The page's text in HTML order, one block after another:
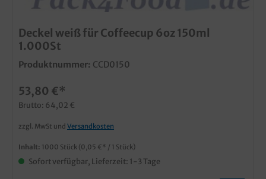
Deckel weiß für Coffeecup 6oz 150ml
1.000St
Produktnummer: CCD0150
53,80 €*
Brutto: 64,02 €
zzgl. MwSt und Versandkosten
Inhalt: 1000 Stück (0,05 €* / 1 Stück)
Sofort verfügbar, Lieferzeit: 1-3 Tage